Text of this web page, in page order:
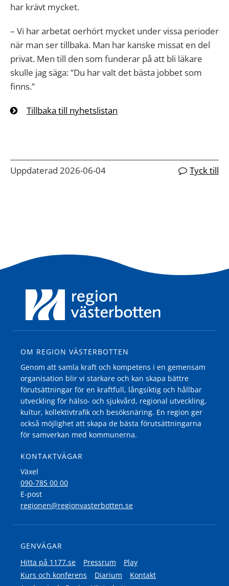
har krävt mycket.
– Vi har arbetat oerhört mycket under vissa perioder
när man ser tillbaka. Man har kanske missat en del
privat. Men till den som funderar på att bli läkare
skulle jag säga: ”Du har valt det bästa jobbet som
finns.”
Tillbaka till nyhetslistan
Uppdaterad 2026-06-04 Tyck till
OM REGION VÄSTERBOTTEN
Genom att samla kraft och kompetens i en gemensam
organisation blir vi starkare och kan skapa bättre
förutsättningar för en kraftfull, långsiktig och hållbar
utveckling för hälso- och sjukvård, regional utveckling,
kultur, kollektivtrafik och besöksnäring. En region ger
också möjlighet att skapa de bästa förutsättningarna
för samverkan med kommunerna.
KONTAKTVÄGAR
Växel
090-785 00 00
E-post
regionen@regionvasterbotten.se
GENVÄGAR
Hitta på 1177.se
Pressrum
Play
Kurs och konferens
Diarium
Kontakt